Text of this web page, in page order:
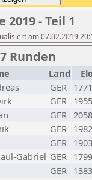
2019 - Teil 1
am 07.02.2019
Runden
Land
GER 1771
GER 1955
GER 2058
GER 1982
GER 1903
Gabriel GER 1799
GER 1383